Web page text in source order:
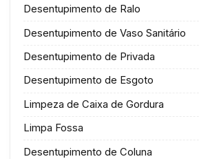
Desentupimento de Ralo
Desentupimento de Vaso Sanitário
Desentupimento de Privada
Desentupimento de Esgoto
Limpeza de Caixa de Gordura
Limpa Fossa
Desentupimento de Coluna